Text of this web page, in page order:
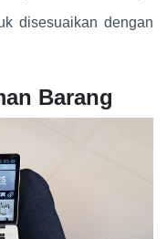
disesuaikan dengan
Barang